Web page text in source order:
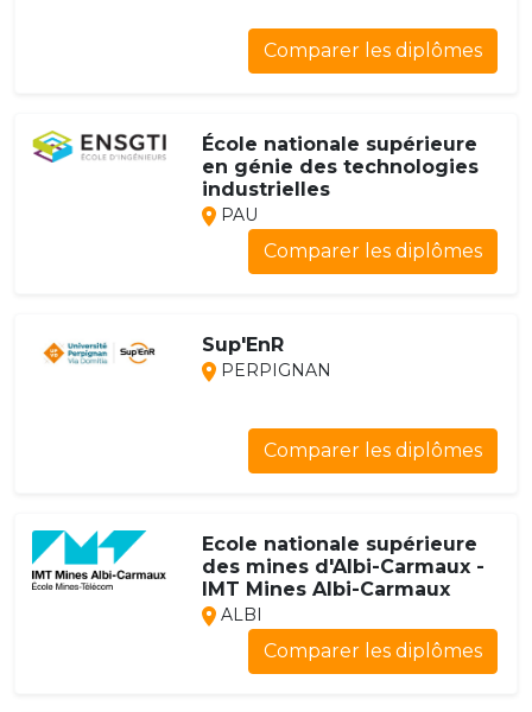
Comparer les diplômes
École nationale supérieure
en génie des technologies
industrielles
PAU
Comparer les diplômes
Sup'EnR
PERPIGNAN
Comparer les diplômes
Ecole nationale supérieure
des mines d'Albi-Carmaux -
IMT Mines Albi-Carmaux
ALBI
Comparer les diplômes